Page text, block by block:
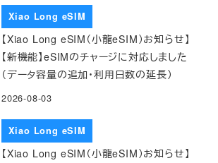
Xiao Long eSIM
【Xiao Long eSIM（小龍eSIM）お知らせ】
【新機能】eSIMのチャージに対応しました
（データ容量の追加・利用日数の延長）
2026-08-03
Xiao Long eSIM
【Xiao Long eSIM（小龍eSIM）お知らせ】